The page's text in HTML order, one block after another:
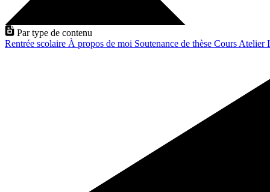
Par type de contenu
Rentrée scolaire À propos de moi Soutenance de thèse Cours Atelier